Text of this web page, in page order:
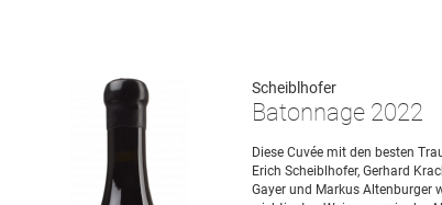
Scheiblhofer
Batonnage 2022
Diese Cuvée mit den besten
Erich Scheiblhofer, Gerhard
Gayer und Markus Altenburger